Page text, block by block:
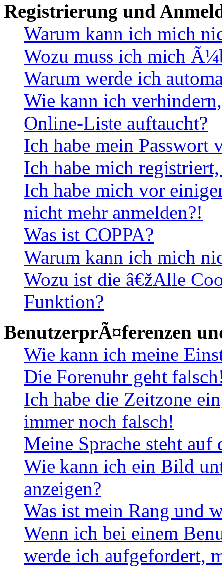
Registrierung und
Warum kann ich mich
Wozu muss ich mich
Warum werde ich
Wie kann ich
Online-Liste auftaucht?
Ich habe mein Passwort
Ich habe mich
Ich habe mich vor
nicht mehr anmelden?!
Was ist COPPA?
Warum kann ich mich
Wozu ist die â€žAlle
Funktion?
BenutzerprÃ¤ferenzen
Wie kann ich meine
Die Forenuhr geht
Ich habe die Zeitzone
immer noch falsch!
Meine Sprache steht
Wie kann ich ein Bild
anzeigen?
Was ist mein Rang und
Wenn ich bei einem
werde ich aufgefordert,